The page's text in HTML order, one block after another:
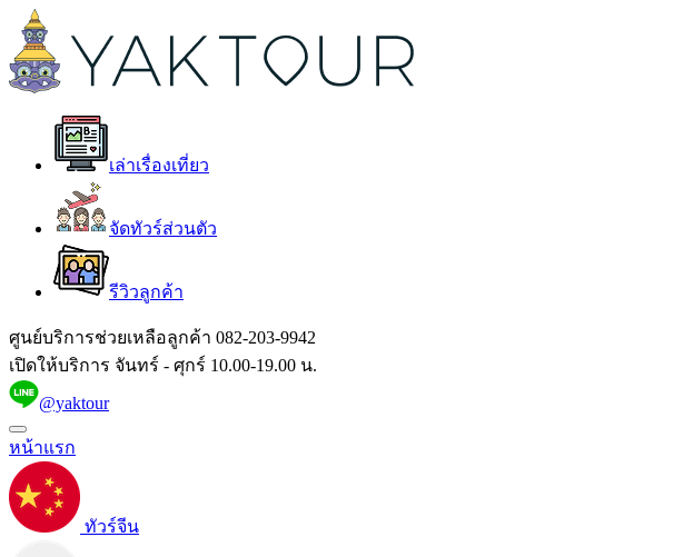
เล่าเรื่องเที่ยว
จัดทัวร์ส่วนตัว
รีวิวลูกค้า
ศูนย์บริการช่วยเหลือลูกค้า 082-203-9942
เปิดให้บริการ จันทร์ - ศุกร์ 10.00-19.00 น.
@yaktour
หน้าแรก
ทัวร์จีน